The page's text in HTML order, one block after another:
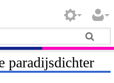
paradijsdichter